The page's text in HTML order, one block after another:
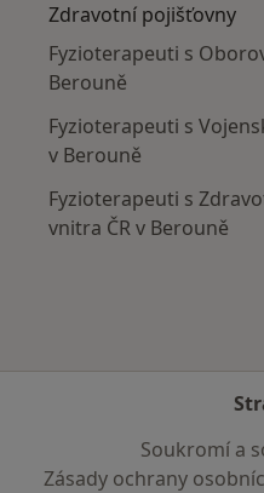
Zdravotní pojišťovny
Fyzioterapeuti s
Berouně
Fyzioterapeuti s
v Berouně
Fyzioterapeuti s
vnitra ČR v Berouně
Soukromí a
Zásady ochrany